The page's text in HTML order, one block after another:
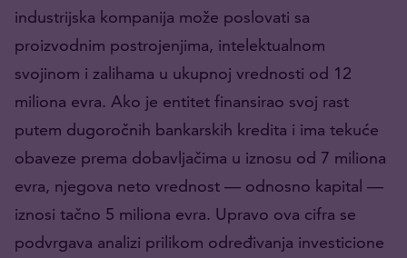
industrijska kompanija može poslovati sa
proizvodnim postrojenjima, intelektualnom
svojinom i zalihama u ukupnoj vrednosti od 12
miliona evra. Ako je entitet finansirao svoj rast
putem dugoročnih bankarskih kredita i ima tekuće
obaveze prema dobavljačima u iznosu od 7 miliona
evra, njegova neto vrednost — odnosno kapital —
iznosi tačno 5 miliona evra. Upravo ova cifra se
podvrgava analizi prilikom određivanja investicione